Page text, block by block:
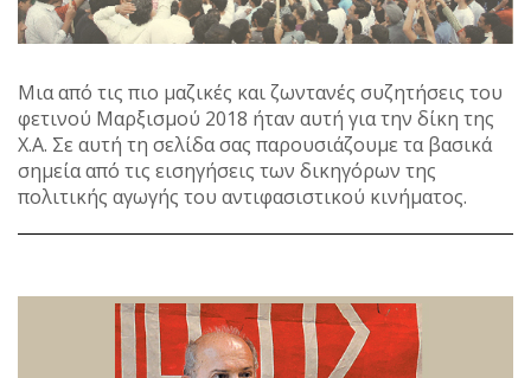
Μια από τις πιο μαζικές και ζωντανές συζητήσεις του
φετινού Μαρξισμού 2018 ήταν αυτή για την δίκη της
Χ.Α. Σε αυτή τη σελίδα σας παρουσιάζουμε τα βασικά
σημεία από τις εισηγήσεις των δικηγόρων της
πολιτικής αγωγής του αντιφασιστικού κινήματος.